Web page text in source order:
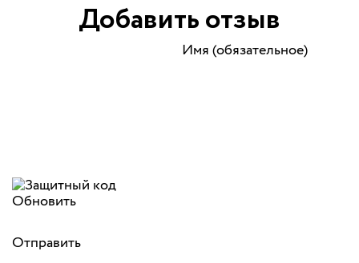
Добавить отзыв
Имя (обязательное)
Обновить
Отправить